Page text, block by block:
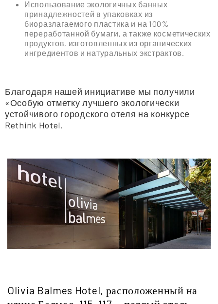
Использование экологичных банных
принадлежностей в упаковках из
биоразлагаемого пластика и на 100%
переработанной бумаги, а также косметических
продуктов, изготовленных из органических
ингредиентов и натуральных экстрактов.
Благодаря нашей инициативе мы получили
«Особую отметку лучшего экологически
устойчивого городского отеля на конкурсе
Rethink Hotel.
Olivia Balmes Hotel, расположенный на